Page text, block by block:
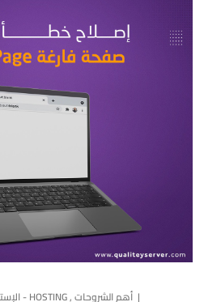
الإستضافة - HOSTING,أهم الشروحات